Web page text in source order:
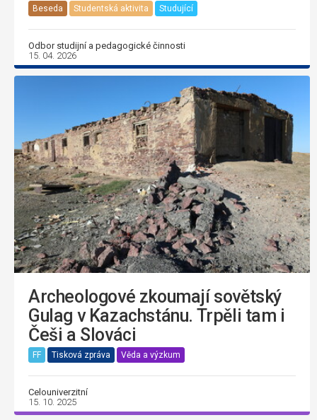
Beseda Studentská aktivita Studující
Odbor studijní a pedagogické činnosti
15. 04. 2026
Archeologové zkoumají sovětský
Gulag v Kazachstánu. Trpěli tam i
Češi a Slováci
FF Tisková zpráva Věda a výzkum
Celouniverzitní
15. 10. 2025